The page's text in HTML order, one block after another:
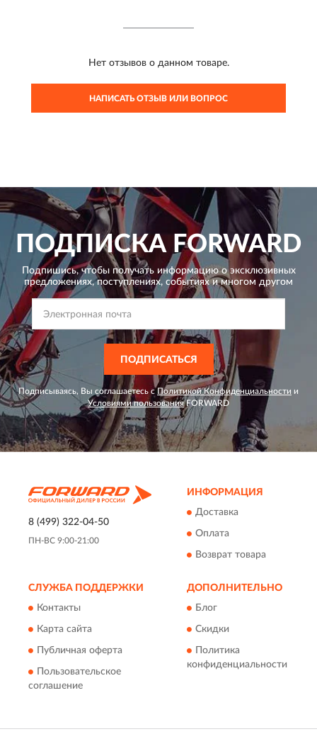
Нет отзывов о данном товаре.
НАПИСАТЬ ОТЗЫВ ИЛИ ВОПРОС
ПОДПИСКА FORWARD
Подпишись, чтобы получать информацию о эксклюзивных
предложениях,поступлениях, событиях и многом другом
ПОДПИСАТЬСЯ
Подписываясь, Вы соглашаетесь сПолитикой Конфиденциальности и
Условиями пользованияFORWARD
8 (499) 322-04-50
ПН-ВС 9:00-21:00
ИНФОРМАЦИЯ
Доставка
Оплата
Возврат товара
СЛУЖБА ПОДДЕРЖКИ
Контакты
Карта сайта
Публичная оферта
Пользовательское
соглашение
ДОПОЛНИТЕЛЬНО
Блог
Скидки
Политика
конфиденциальности